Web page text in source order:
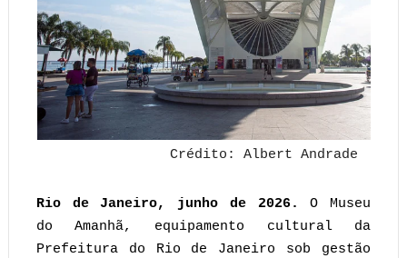
Crédito: Albert Andrade
Rio de Janeiro, junho de 2026.
O Museu
do Amanhã, equipamento cultural da
Prefeitura do Rio de Janeiro sob gestão